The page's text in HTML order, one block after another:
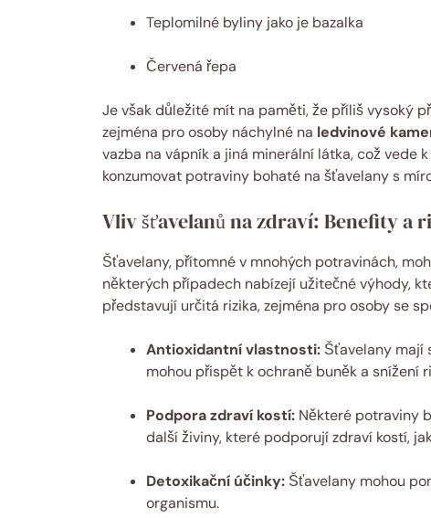
Teplomilné byliny jako je bazalka
Červená řepa
Je však důležité mít na paměti, že příliš vysoký
zejména pro osoby náchylné na ledvinové
vazba na vápník a jiná minerální látka, což vede
konzumovat potraviny bohaté na šťavelany s
Vliv šťavelanů na zdraví: Benefity a
Šťavelany, přítomné v mnohých potravinách,
některých případech nabízejí užitečné výhody,
představují určitá rizika, zejména pro osoby se
Antioxidantní vlastnosti: Šťavelany mají
mohou přispět k ochraně buněk a snížení
Podpora zdraví kostí: Některé potraviny
další živiny, které podporují zdraví kostí,
Detoxikační účinky: Šťavelany mohou
organismu.